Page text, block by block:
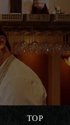
TOP